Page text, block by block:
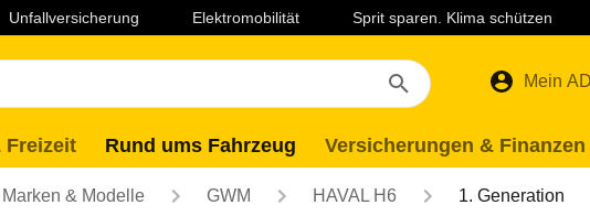
Unfallversicherung Elektromobilität Sprit sparen. Klima schützen
Mein
Freizeit Rund ums Fahrzeug Versicherungen & Finanzen
Marken & Modelle GWM HAVAL H6 1. Generation